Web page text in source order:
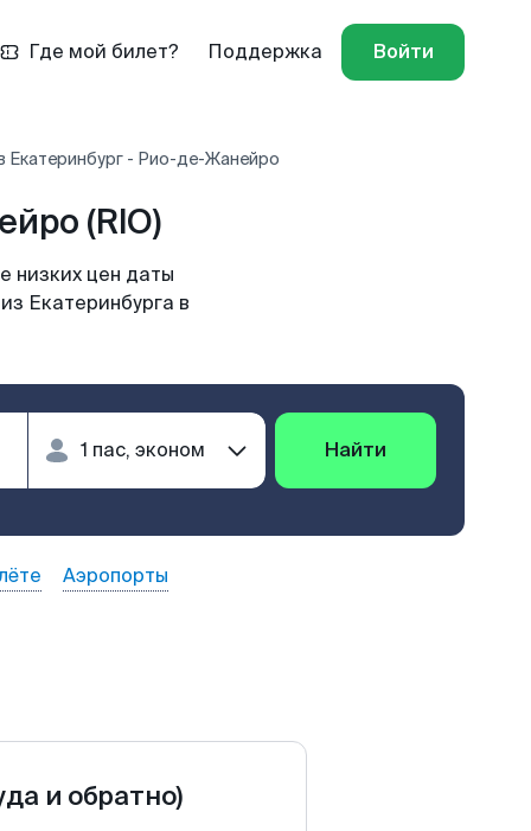
Где мой билет? Поддержка Войти
Екатеринбург - Рио-де-Жанейро
(RIO)
низких цен даты
Екатеринбурга в
Найти
Аэропорты
и обратно)